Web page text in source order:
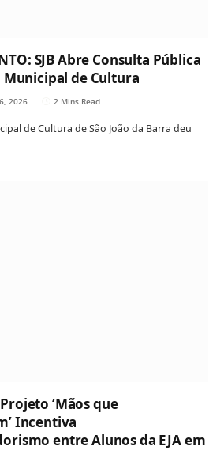
SJB Abre Consulta Pública
Municipal de Cultura
2026 2 Mins Read
de Cultura de São João da Barra deu
‘Mãos que
Incentiva
entre Alunos da EJA em